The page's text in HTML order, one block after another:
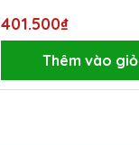
401.500₫
Thêm vào giỏ